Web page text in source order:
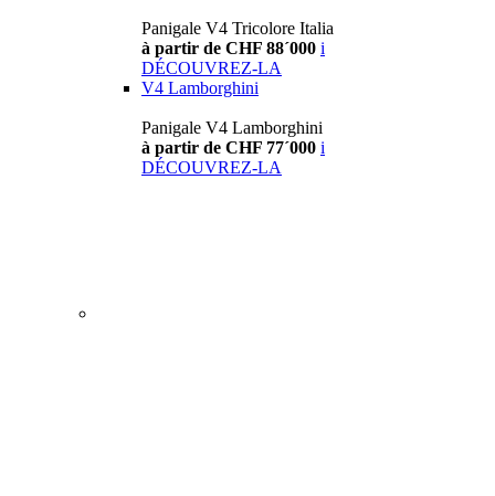
Panigale V4 Tricolore Italia
à partir de CHF 88´000 i
DÉCOUVREZ-LA
V4 Lamborghini
Panigale V4 Lamborghini
à partir de CHF 77´000 i
DÉCOUVREZ-LA